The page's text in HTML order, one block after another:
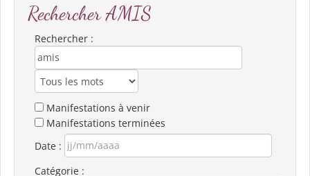
Rechercher AMIS
Rechercher :
Manifestations à venir
Manifestations terminées
Date :
Catégorie :